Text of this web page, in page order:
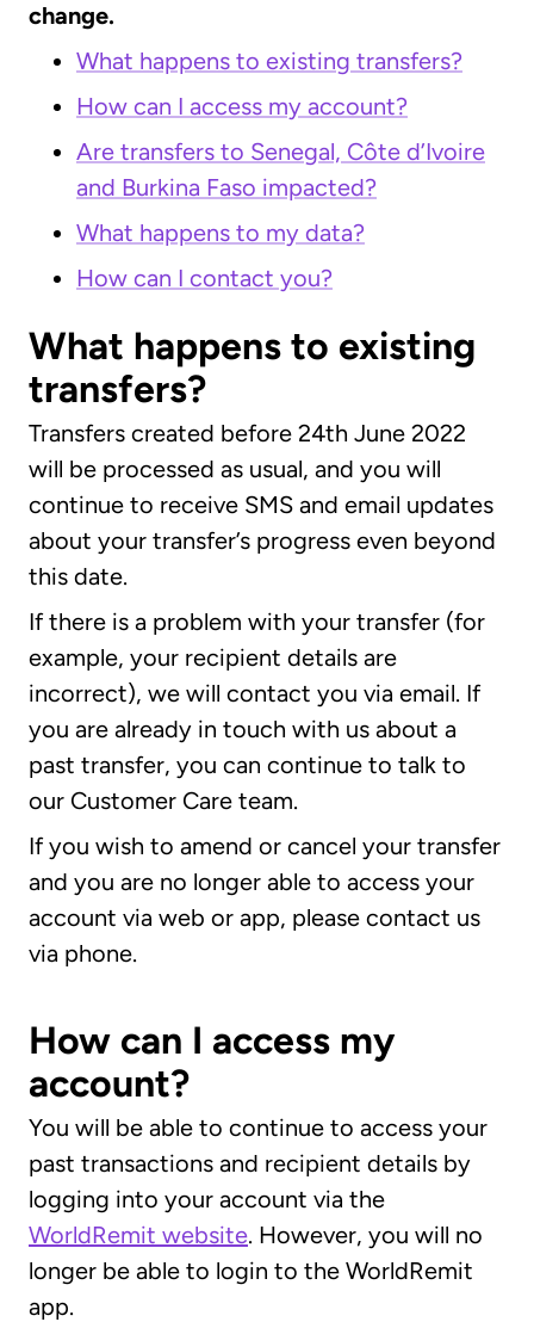
change.
What happens to existing transfers?
How can I access my account?
Are transfers to Senegal, Côte d’Ivoire
and Burkina Faso impacted?
What happens to my data?
How can I contact you?
What happens to existing
transfers?
Transfers created before 24th June 2022
will be processed as usual, and you will
continue to receive SMS and email updates
about your transfer’s progress even beyond
this date.
If there is a problem with your transfer (for
example, your recipient details are
incorrect), we will contact you via email. If
you are already in touch with us about a
past transfer, you can continue to talk to
our Customer Care team.
If you wish to amend or cancel your transfer
and you are no longer able to access your
account via web or app, please contact us
via phone.
How can I access my
account?
You will be able to continue to access your
past transactions and recipient details by
logging into your account via the
WorldRemit website. However, you will no
longer be able to login to the WorldRemit
app.